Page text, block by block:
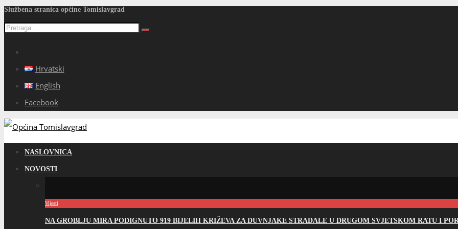
Službena stranica općine Tomislavgrad
Hrvatski
English
Facebook
NASLOVNICA
NOVOSTI
Vijesti
NA GROBLJU MIRA PODIGNUTO 919 BIJELIH KRIŽEVA ZA DUVNJAKE STRADALE U DRUGOM SVJETSKOM RATU I